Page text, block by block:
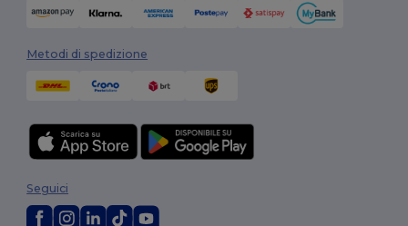
Metodi di spedizione
Seguici